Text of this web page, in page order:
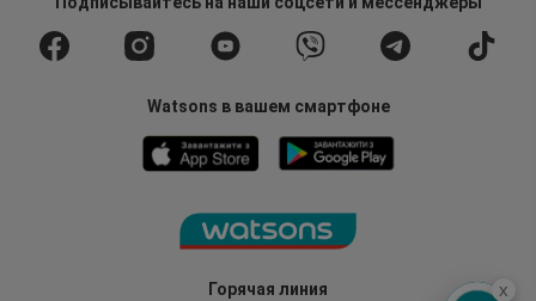
Горячая линия
Watsons в вашем смартфоне
x